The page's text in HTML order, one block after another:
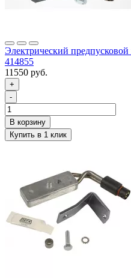
Электрический предпусковой
414855
11550 руб.
+
-